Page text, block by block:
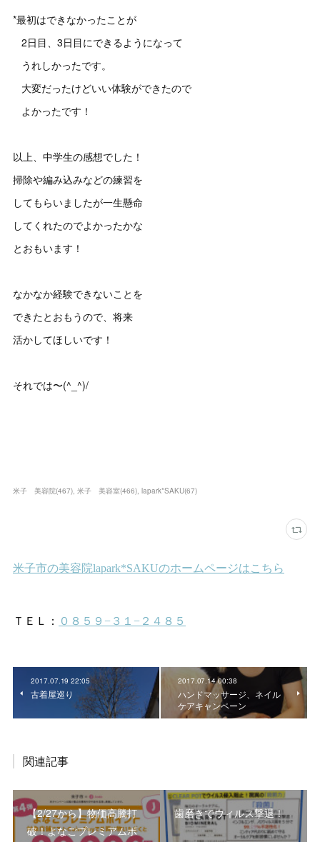
*最初はできなかったことが
2日目、3日目にできるようになって
うれしかったです。
大変だったけどいい体験ができたので
よかったです！
以上、中学生の感想でした！
掃除や編み込みなどの練習を
してもらいましたが一生懸命
してくれたのでよかったかな
とおもいます！
なかなか経験できないことを
できたとおもうので、将来
活かしてほしいです！
それでは〜(^_^)/
米子 美容院(467) 米子 美容室(466) lapark*SAKU(67)
2017.07.19 22:05
古着屋巡り
2017.07.14 00:38
ハンドマッサージ、ネイル
ケアキャンペーン
関連記事
【2/27から】物価高騰打
破！よなごプレミアムポ
歯磨きでウィルス撃退！